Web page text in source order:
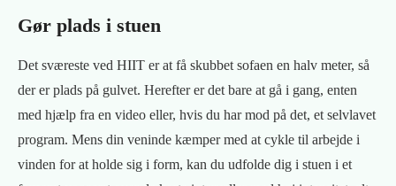
Gør plads i stuen
Det sværeste ved HIIT er at få skubbet sofaen en halv meter, så
der er plads på gulvet. Herefter er det bare at gå i gang, enten
med hjælp fra en video eller, hvis du har mod på det, et selvlavet
program. Mens din veninde kæmper med at cykle til arbejde i
vinden for at holde sig i form, kan du udfolde dig i stuen i et